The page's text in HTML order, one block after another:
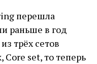
перешла
раньше в год
трёх сетов
set, то теперь